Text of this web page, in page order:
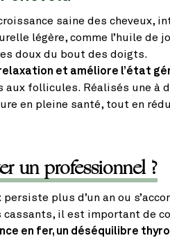
saine des cheveux,
légère, comme l’huile de
doux du bout des doigts.
et améliore l’état
follicules. Réalisés une à
en pleine santé, tout en
un professionnel ?
plus d’un an ou
cassants, il est important de
en fer, un déséquilibre